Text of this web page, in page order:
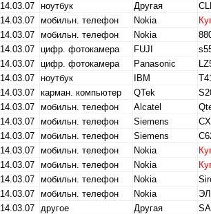
14.03.07 ноутбук Другая
14.03.07 мобильн. телефон Nokia
14.03.07 мобильн. телефон Nokia
14.03.07 цифр. фотокамера FUJI
14.03.07 цифр. фотокамера Panasonic
14.03.07 ноутбук IBM
14.03.07 карман. компьютер QTek
14.03.07 мобильн. телефон Alcatel
14.03.07 мобильн. телефон Siemens
14.03.07 мобильн. телефон Siemens
14.03.07 мобильн. телефон Nokia
14.03.07 мобильн. телефон Nokia
14.03.07 мобильн. телефон Nokia
14.03.07 мобильн. телефон Nokia
14.03.07 другое Другая